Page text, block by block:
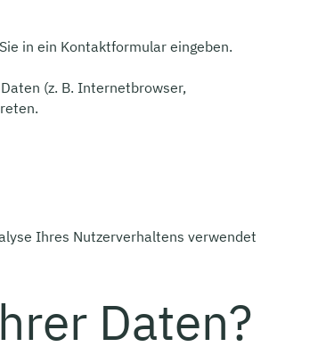
in ein Kontaktformular eingeben.
(z. B. Internetbrowser,
Ihres Nutzerverhaltens verwendet
Daten?